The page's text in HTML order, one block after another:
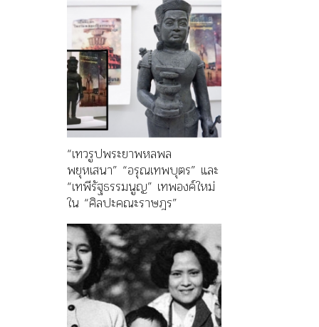
“เทวรูปพระยาพหลพล
พยุหเสนา” “อรุณเทพบุตร” และ
“เทพีรัฐธรรมนูญ” เทพองค์ใหม่
ใน “ศิลปะคณะราษฎร”